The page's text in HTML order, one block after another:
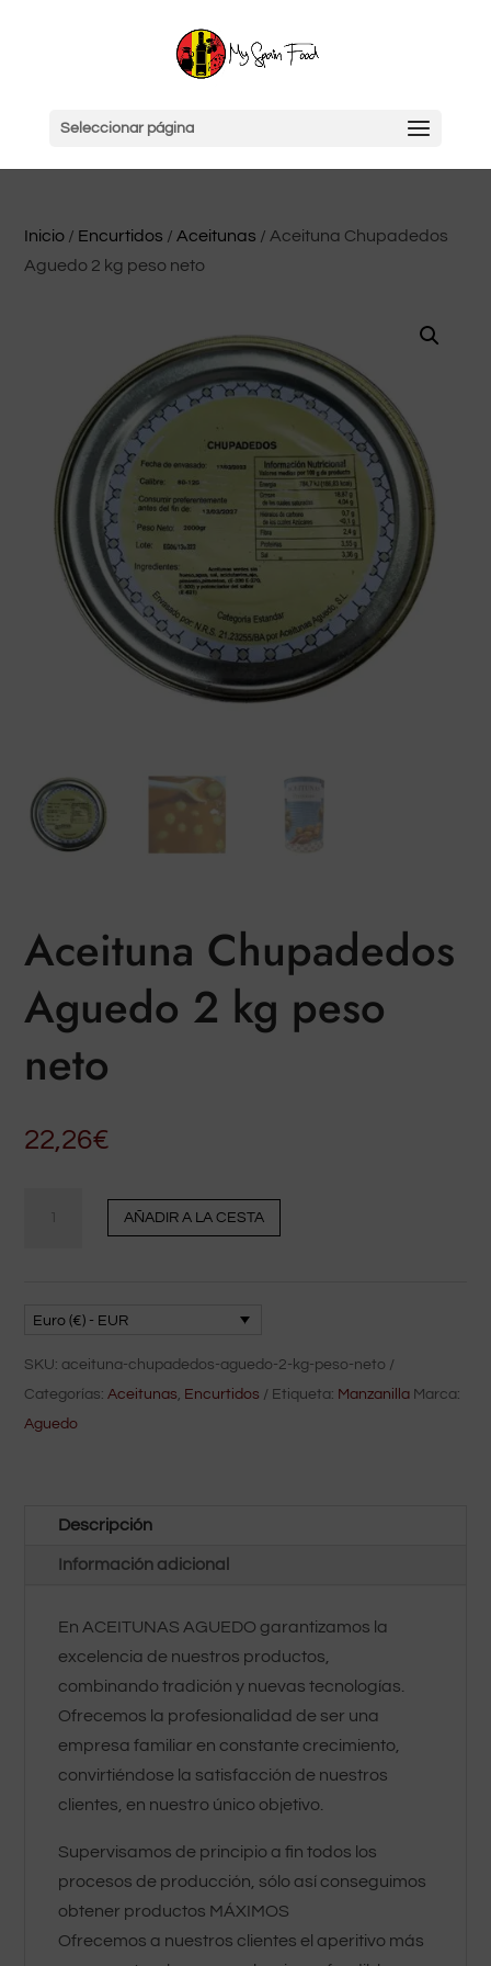
Seleccionar página
Inicio / Encurtidos / Aceitunas / Aceituna Chupadedos
Aguedo 2 kg peso neto
Aceituna Chupadedos
Aguedo 2 kg peso
neto
22,26€
AÑADIR A LA CESTA
Euro (€) - EUR
SKU: aceituna-chupadedos-aguedo-2-kg-peso-neto
Categorías:Aceitunas, Encurtidos Etiqueta: Manzanilla Marca:
Aguedo
Descripción
Información adicional
En ACEITUNAS AGUEDO garantizamos la
excelencia de nuestros productos,
combinando tradición y nuevas tecnologías.
Ofrecemos la profesionalidad de ser una
empresa familiar en constante crecimiento,
convirtiéndose la satisfacción de nuestros
clientes, en nuestro único objetivo.
Supervisamos de principio a fin todos los
procesos de producción, sólo así conseguimos
obtener productos MÁXIMOS
Ofrecemos a nuestros clientes el aperitivo más